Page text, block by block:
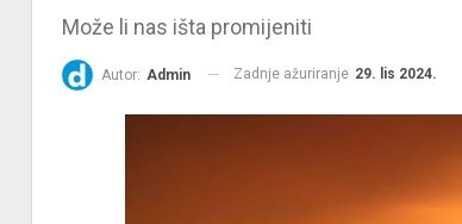
Može li nas išta promijeniti
Autor: Admin Zadnje ažuriranje 29. lis 2024.